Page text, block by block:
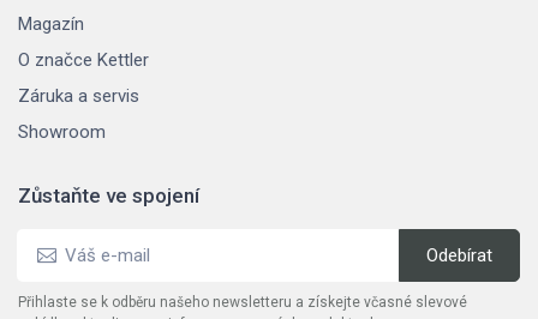
Magazín
O značce Kettler
Záruka a servis
Showroom
Zůstaňte ve spojení
Přihlaste se k odběru našeho newsletteru a získejte včasné slevové